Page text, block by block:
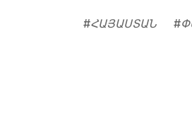
#ՀԱՅԱՍՏԱՆ #